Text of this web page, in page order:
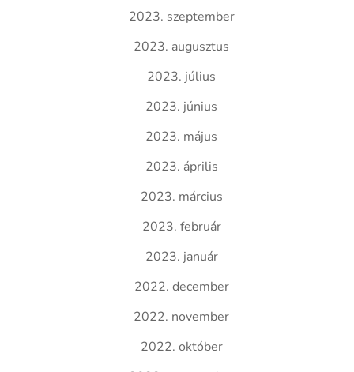
2023. szeptember
2023. augusztus
2023. július
2023. június
2023. május
2023. április
2023. március
2023. február
2023. január
2022. december
2022. november
2022. október